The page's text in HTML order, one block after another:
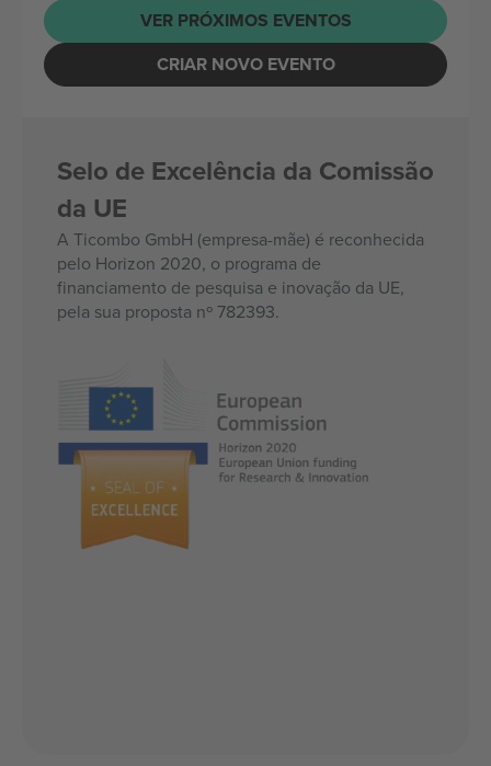
VER PRÓXIMOS EVENTOS
CRIAR NOVO EVENTO
Selo de Excelência da Comissão
da UE
A Ticombo GmbH (empresa-mãe) é reconhecida
pelo Horizon 2020, o programa de
financiamento de pesquisa e inovação da UE,
pela sua proposta nº 782393.